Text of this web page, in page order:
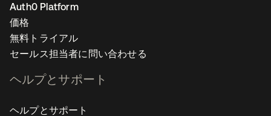
Auth0 Platform
価格
無料トライアル
セールス担当者に問い合わせる
ヘルプとサポート
ヘルプとサポート